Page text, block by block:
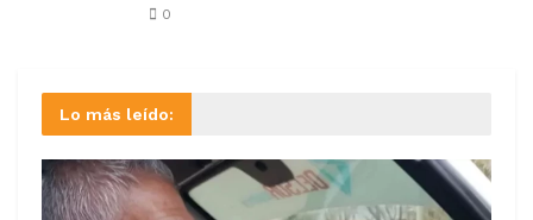
0
Lo más leído: